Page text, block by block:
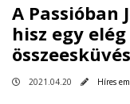
A Passióban
hisz egy
2021.04.20 Híres